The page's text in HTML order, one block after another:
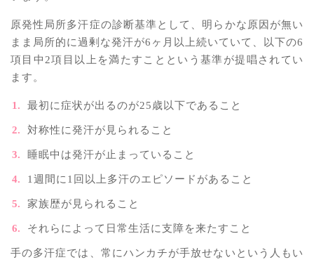
原発性局所多汗症の診断基準として、明らかな原因が無い
まま局所的に過剰な発汗が6ヶ月以上続いていて、以下の6
項目中2項目以上を満たすことという基準が提唱されてい
ます。
最初に症状が出るのが25歳以下であること
対称性に発汗が見られること
睡眠中は発汗が止まっていること
1週間に1回以上多汗のエピソードがあること
家族歴が見られること
それらによって日常生活に支障を来たすこと
手の多汗症では、常にハンカチが手放せないという人もい